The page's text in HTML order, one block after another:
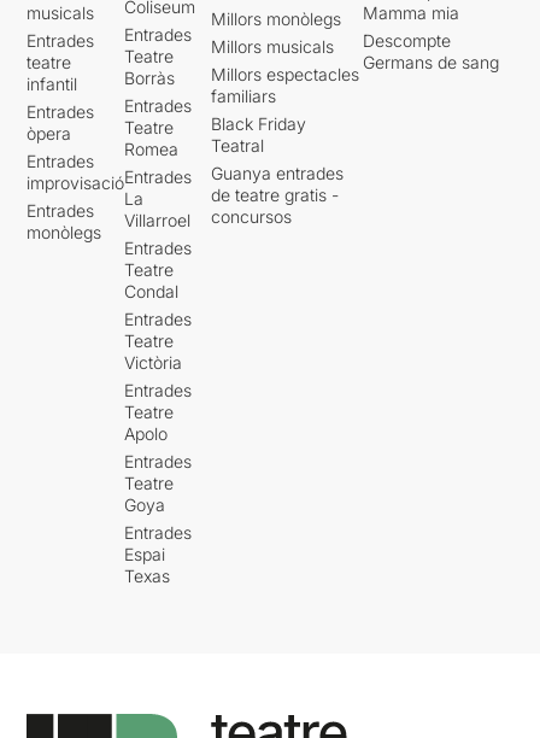
musicals
Entrades
teatre
infantil
Entrades
òpera
Entrades
improvisació
Entrades
monòlegs
Coliseum
Entrades
Teatre
Borràs
Entrades
Teatre
Romea
Entrades
La
Villarroel
Entrades
Teatre
Condal
Entrades
Teatre
Victòria
Entrades
Teatre
Apolo
Entrades
Teatre
Goya
Entrades
Espai
Texas
Millors monòlegs
Millors musicals
Millors espectacles
familiars
Black Friday
Teatral
Guanya entrades
de teatre gratis -
concursos
Mamma mia
Descompte
Germans de sang